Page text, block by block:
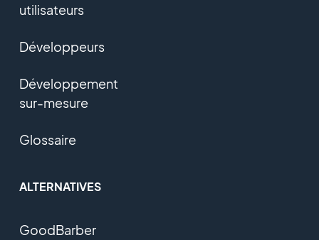
utilisateurs
Développeurs
Développement
sur-mesure
Glossaire
ALTERNATIVES
GoodBarber